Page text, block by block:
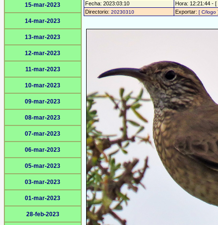
15-mar-2023
14-mar-2023
13-mar-2023
12-mar-2023
11-mar-2023
10-mar-2023
09-mar-2023
08-mar-2023
07-mar-2023
06-mar-2023
05-mar-2023
03-mar-2023
01-mar-2023
28-feb-2023
Fecha: 2023:03:10
Hora: 12:21:44 -
Directorio: 20230310 Exportar: [ C/logo